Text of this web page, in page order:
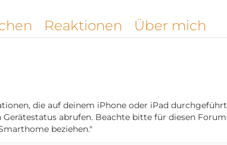
Reaktionen Über mich
die auf deinem iPhone oder iPad
abrufen. Beachte bitte für diesen
beziehen."